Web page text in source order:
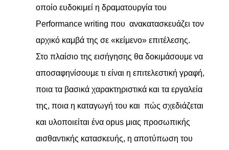
οποίο ευδοκιμεί η δραματουργία του
Performance writing που ανακατασκευάζει τον
αρχικό καμβά της σε «κείμενο» επιτέλεσης.
Στο πλαίσιο της εισήγησης θα δοκιμάσουμε να
αποσαφηνίσουμε τι είναι η επιτελεστική γραφή,
ποια τα βασικά χαρακτηριστικά και τα εργαλεία
της, ποια η καταγωγή του και πώς σχεδιάζεται
και υλοποιείται ένα opus μιας προσωπικής
αισθαντικής κατασκευής, η αποτύπωση του